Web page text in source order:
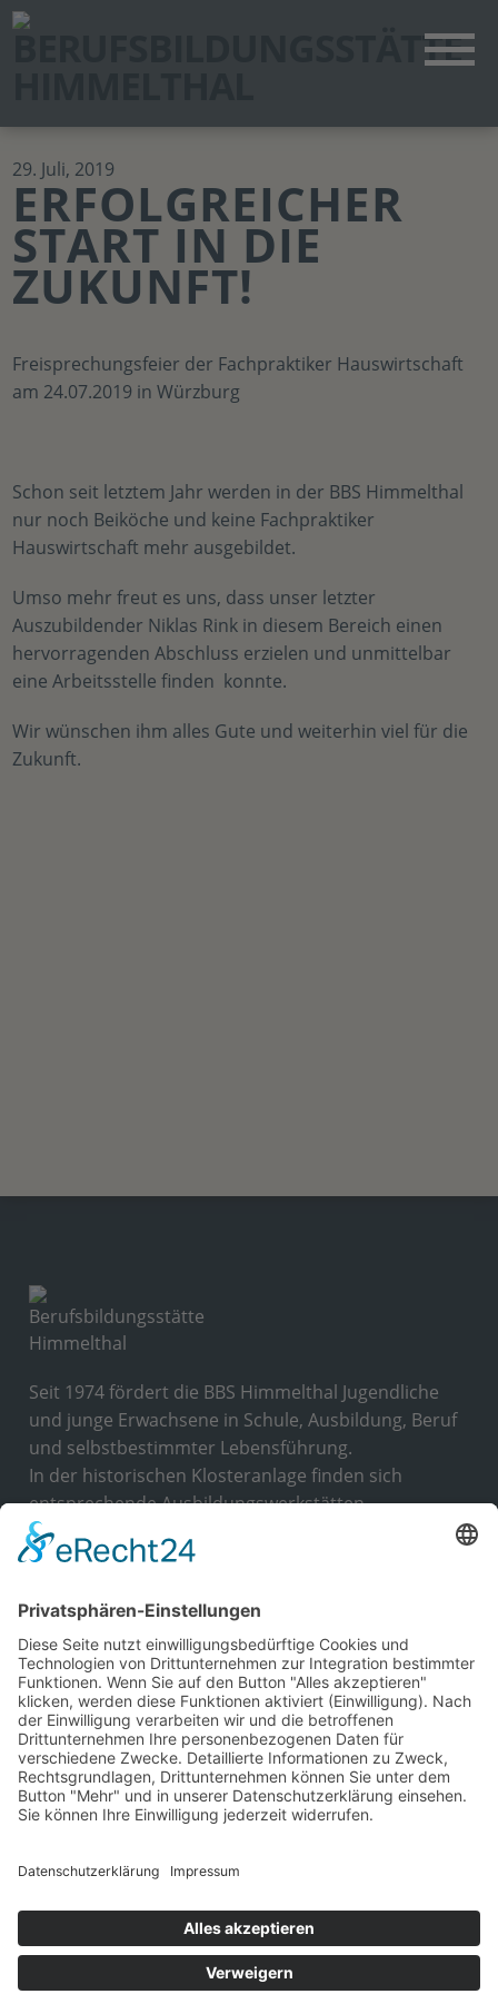
29. Juli, 2019
ERFOLGREICHER
START IN DIE
ZUKUNFT!
Freisprechungsfeier der Fachpraktiker Hauswirtschaft
am 24.07.2019 in Würzburg
Schon seit letztem Jahr werden in der BBS Himmelthal
nur noch Beiköche und keine Fachpraktiker
Hauswirtschaft mehr ausgebildet.
Umso mehr freut es uns, dass unser letzter
Auszubildender Niklas Rink in diesem Bereich einen
hervorragenden Abschluss erzielen und unmittelbar
eine Arbeitsstelle finden konnte.
Wir wünschen ihm alles Gute und weiterhin viel für die
Zukunft.
Seit 1974 fördert die BBS Himmelthal Jugendliche
und junge Erwachsene in Schule, Ausbildung, Beruf
und selbstbestimmter Lebensführung.
In der historischen Klosteranlage finden sich
entsprechende Ausbildungswerkstätten,
Unterrichtsräume und ein Wohnbereich.
Wir habendie Trägerzulassung nach AZAV
durch die DeuZert GmbH.
KONTAKT
BBS Himmelthal
Kloster Himmelthal 1
63820 Elsenfeld, Deutschland
Tel.: 0 93 74 / 97 10 - 0